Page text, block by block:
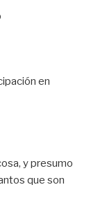
en
y presumo
que son